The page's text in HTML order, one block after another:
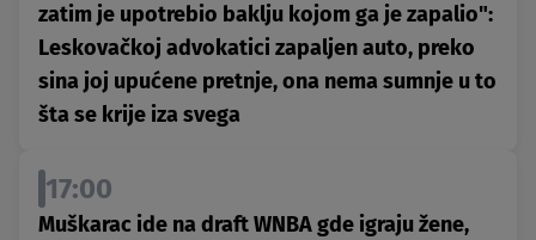
zatim je upotrebio baklju kojom ga je zapalio":
Leskovačkoj advokatici zapaljen auto, preko
sina joj upućene pretnje, ona nema sumnje u to
šta se krije iza svega
17:00
Muškarac ide na draft WNBA gde igraju žene,